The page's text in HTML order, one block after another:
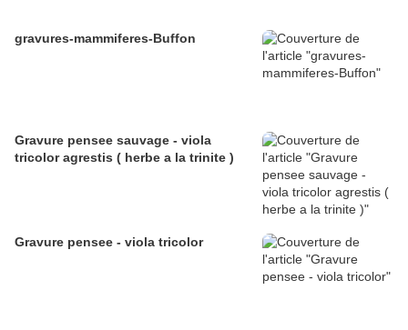
gravures-mammiferes-Buffon
Gravure pensee sauvage - viola
tricolor agrestis ( herbe a la trinite )
Gravure pensee - viola tricolor